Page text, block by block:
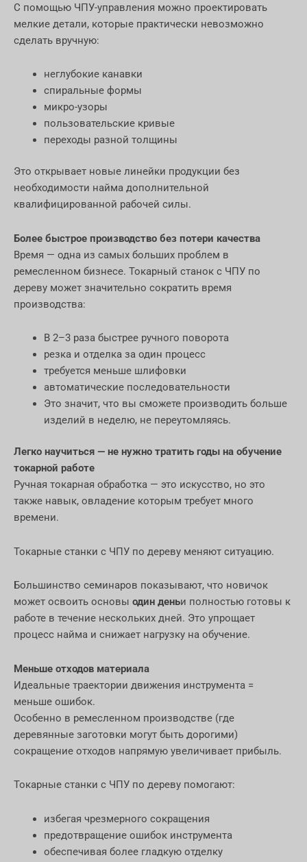
С помощью ЧПУ-управления можно проектировать
мелкие детали, которые практически невозможно
сделать вручную:
неглубокие канавки
спиральные формы
микро-узоры
пользовательские кривые
переходы разной толщины
Это открывает новые линейки продукции без
необходимости найма дополнительной
квалифицированной рабочей силы.
Более быстрое производство без потери качества
Время — одна из самых больших проблем в
ремесленном бизнесе. Токарный станок с ЧПУ по
дереву может значительно сократить время
производства:
В 2–3 раза быстрее ручного поворота
резка и отделка за один процесс
требуется меньше шлифовки
автоматические последовательности
Это значит, что вы сможете производить больше
изделий в неделю, не переутомляясь.
Легко научиться — не нужно тратить годы на обучение
токарной работе
Ручная токарная обработка — это искусство, но это
также навык, овладение которым требует много
времени.
Токарные станки с ЧПУ по дереву меняют ситуацию.
Большинство семинаров показывают, что новичок
может освоить основы один деньи полностью готовы к
работе в течение нескольких дней. Это упрощает
процесс найма и снижает нагрузку на обучение.
Меньше отходов материала
Идеальные траектории движения инструмента =
меньше ошибок.
Особенно в ремесленном производстве (где
деревянные заготовки могут быть дорогими)
сокращение отходов напрямую увеличивает прибыль.
Токарные станки с ЧПУ по дереву помогают:
избегая чрезмерного сокращения
предотвращение ошибок инструмента
обеспечивая более гладкую отделку